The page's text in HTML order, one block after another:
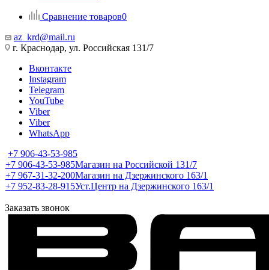
Сравнение товаров0
az_krd@mail.ru
г. Краснодар, ул. Российская 131/7
Вконтакте
Instagram
Telegram
YouTube
Viber
Viber
WhatsApp
+7 906-43-53-985
+7 906-43-53-985Магазин на Российской 131/7
+7 967-31-32-200Магазин на Дзержинского 163/1
+7 952-83-28-915Уст.Центр на Дзержинского 163/1
Заказать звонок